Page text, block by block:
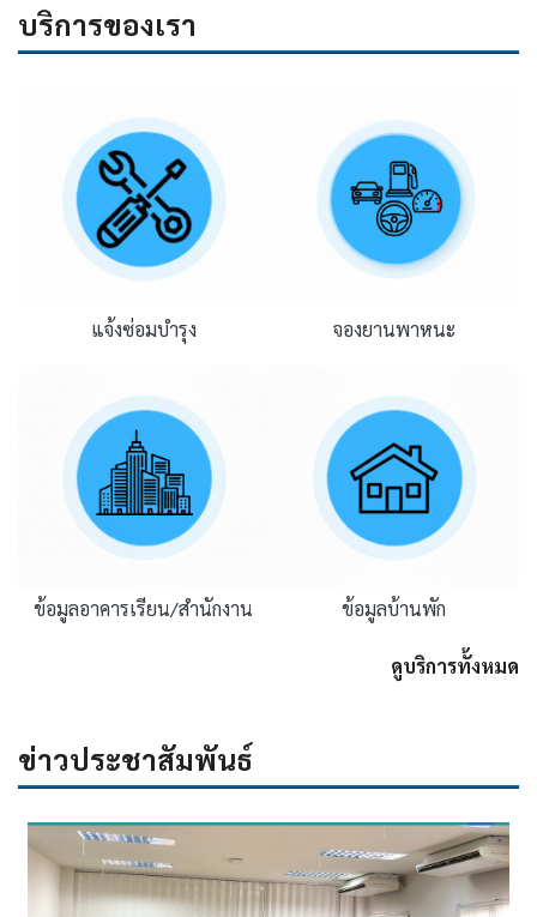
บริการของเรา
แจ้งซ่อมบำรุง จองยานพาหนะ
ข้อมูลอาคารเรียน/สำนักงาน ข้อมูลบ้านพัก
ดูบริการทั้งหมด
ข่าวประชาสัมพันธ์